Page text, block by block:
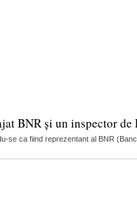
BNR și un inspector de
se ca fiind reprezentant al BNR